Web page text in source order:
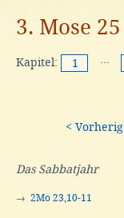
3. Mose 25
Kapitel: 1 ···
<
Das Sabbatjahr
→ 2Mo 23,10-11